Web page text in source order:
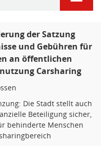
der Satzung
und Gebühren für
an öffentlichen
Carsharing
Die Stadt stellt auch
Beteiligung sicher,
behinderte Menschen